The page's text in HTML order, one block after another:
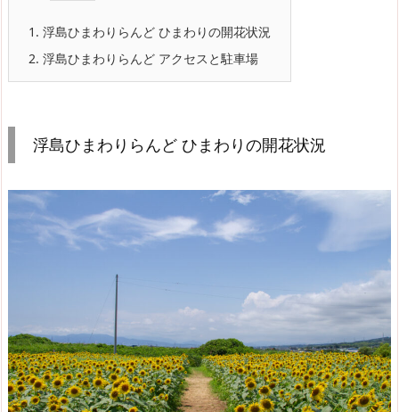
1. 浮島ひまわりらんど ひまわりの開花状況
2. 浮島ひまわりらんど アクセスと駐車場
浮島ひまわりらんど ひまわりの開花状況